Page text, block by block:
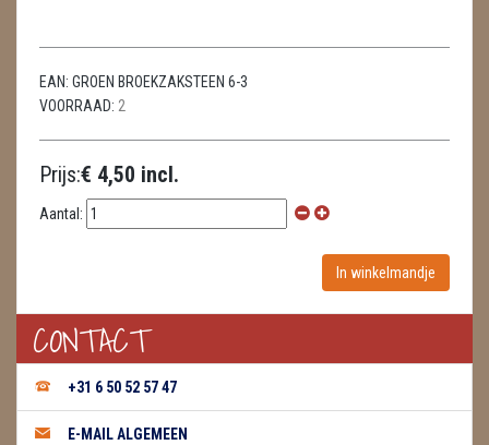
VLINDERS
ZAKJES WATER ELIXERS
EAN: GROEN BROEKZAKSTEEN 6-3
VOORRAAD: 2
Prijs:€ 4,50 incl.
Aantal:
CONTACT
+31 6 50 52 57 47
E-MAIL ALGEMEEN